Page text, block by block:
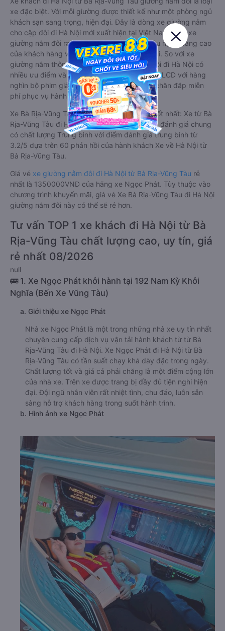
xe đặc biệt. Với mỗi giường được thiết kế như một phòng ngủ
khách sạn sang trọng, hiện đại. Đây là dòng xe giường nằm
cho cặp đôi đi Hà Nội mới xuất hiện tại Việt Nam. Loại xe
giường nằm đôi ra đời nhằm đáp ứng yêu cầu ngày càng cao
của khách hàng về chất lượng dịch vụ vận tải. So với xe
giường nằm thông thường, xe giường nằm đôi đi Hà Nội có
nhiều ưu điểm và tiện nghi vượt trội. Màn hình LCD với hàng
nghìn bộ phim giải trí, wifi, và nước uống và chăn đắp miễn
phí phục vụ hành khách suốt hành trình.
Xe Bà Rịa-Vũng Tàu Hà Nội giường nằm đôi tốt nhất: Xe từ Bà
Rịa-Vũng Tàu đi Hà Nội giường nằm đôi được đánh giá chung
có chất lượng Trung bình với điểm đánh giá trung bình từ
3.2/5 dựa trên 60 phản hồi của hành khách Xe về Hà Nội từ
Bà Rịa-Vũng Tàu.
Giá vé xe giường nằm đôi đi Hà Nội từ Bà Rịa-Vũng Tàu rẻ
nhất là 1350000VND của hãng xe Ngọc Phát. Tùy thuộc vào
chương trình khuyến mãi, giá vé Xe Bà Rịa-Vũng Tàu đi Hà Nội
giường nằm đôi này có thể sẽ rẻ hơn.
Tư vấn TOP 1 xe khách đi Hà Nội từ Bà
Rịa-Vũng Tàu chất lượng cao, uy tín, giá
rẻ nhất 08/2026
null
🚌 1. Xe Ngọc Phát khởi hành tại 192 Nam Kỳ Khởi
Nghĩa (Bến Xe Vũng Tàu)
a. Giới thiệu xe Ngọc Phát
Nhà xe Ngọc Phát là một trong những nhà xe uy tín nhất
chuyên cung cấp dịch vụ vận tải hành khách từ từ Bà
Rịa-Vũng Tàu đi Hà Nội. Xe Ngọc Phát đi Hà Nội từ Bà
Rịa-Vũng Tàu có tần suất chạy khá dày đặc trong ngày.
Chất lượng tốt và giá cả phải chăng là một điểm cộng lớn
của nhà xe. Trên xe được trang bị đầy đủ tiện nghi hiện
đại. Đội ngũ nhân viên rất nhiệt tình, chu đáo, luôn sẵn
sàng hỗ trợ khách hàng trong suốt hành trình.
b. Hình ảnh xe Ngọc Phát